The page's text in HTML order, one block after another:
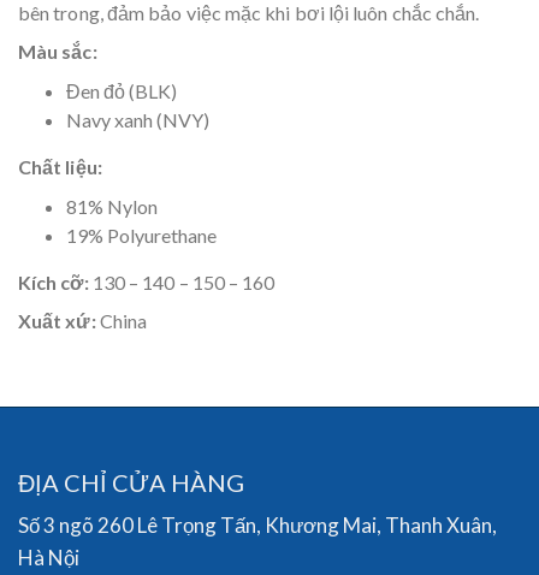
bên trong, đảm bảo việc mặc khi bơi lội luôn chắc chắn.
Màu sắc:
Đen đỏ (BLK)
Navy xanh (NVY)
Chất liệu:
81% Nylon
19% Polyurethane
Kích cỡ:130 – 140 – 150 – 160
Xuất xứ:China
ĐỊA CHỈ CỬA HÀNG
Số 3 ngõ 260 Lê Trọng Tấn, Khương Mai, Thanh Xuân,
Hà Nội